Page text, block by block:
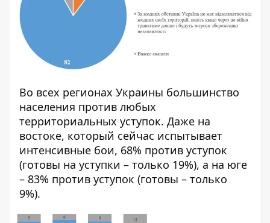
Во всех регионах Украины большинство
населения против любых
территориальных уступок. Даже на
востоке, который сейчас испытывает
интенсивные бои, 68% против уступок
(готовы на уступки – только 19%), а на юге
– 83% против уступок (готовы – только
9%).